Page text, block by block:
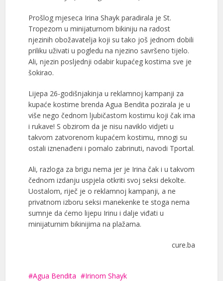
Prošlog mjeseca Irina Shayk paradirala je St.
Tropezom u minijaturnom bikiniju na radost
njezinih obožavatelja koji su tako još jednom dobili
priliku uživati u pogledu na njezino savršeno tijelo.
Ali, njezin posljednji odabir kupaćeg kostima sve je
šokirao.
Lijepa 26-godišnjakinja u reklamnoj kampanji za
kupaće kostime brenda Agua Bendita pozirala je u
više nego čednom ljubičastom kostimu koji čak ima
i rukave! S obzirom da je nisu naviklo vidjeti u
takvom zatvorenom kupaćem kostimu, mnogi su
ostali iznenađeni i pomalo zabrinuti, navodi Tportal.
Ali, razloga za brigu nema jer je Irina čak i u takvom
čednom izdanju uspjela otkriti svoj seksi dekolte.
Uostalom, riječ je o reklamnoj kampanji, a ne
privatnom izboru seksi manekenke te stoga nema
sumnje da ćemo lijepu Irinu i dalje viđati u
minijaturnim bikinijima na plažama.
cure.ba
Agua Bendita Irinom Shayk